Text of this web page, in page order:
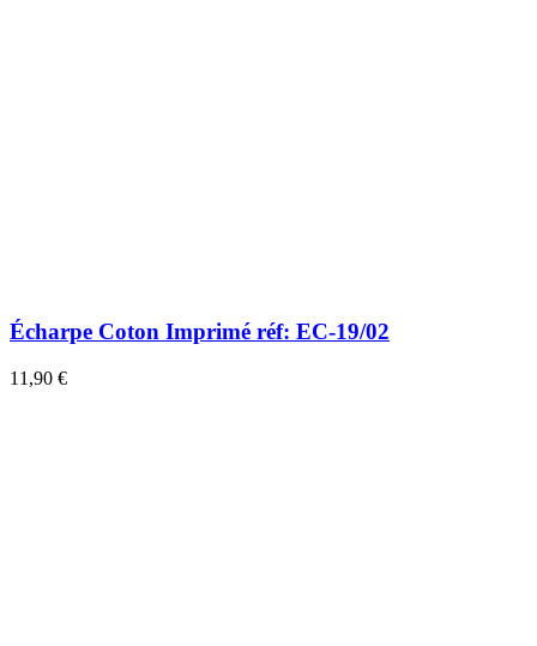
Écharpe Coton Imprimé réf: EC-19/02
11,90 €